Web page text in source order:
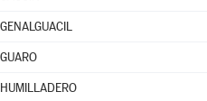
GENALGUACIL
GUARO
HUMILLADERO